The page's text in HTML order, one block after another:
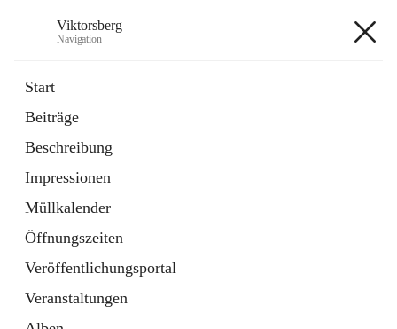
Viktorsberg
Navigation
Start
Beiträge
Beschreibung
Impressionen
Müllkalender
Öffnungszeiten
Veröffentlichungsportal
Veranstaltungen
1 Schnellzugriff
Bürgerservice
10 Schnellzugriffe